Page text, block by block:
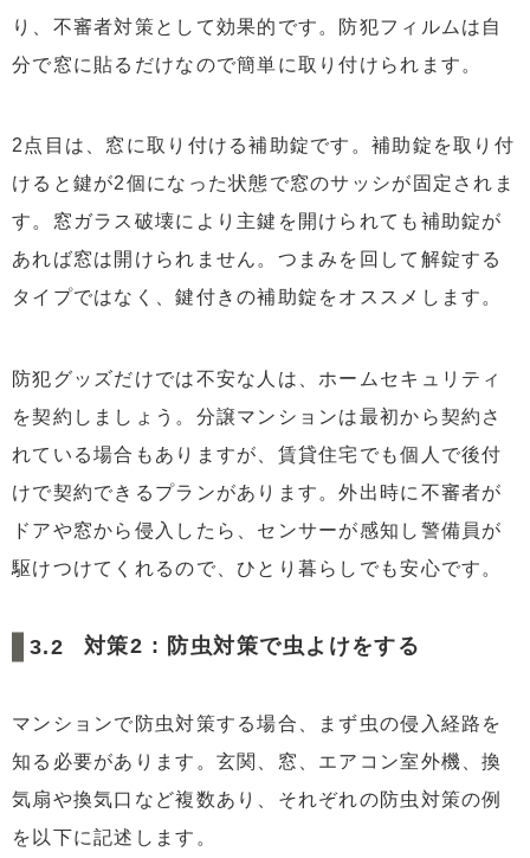
り、不審者対策として効果的です。防犯フィルムは自
分で窓に貼るだけなので簡単に取り付けられます。
2点目は、窓に取り付ける補助錠です。補助錠を取り付
けると鍵が2個になった状態で窓のサッシが固定されま
す。窓ガラス破壊により主鍵を開けられても補助錠が
あれば窓は開けられません。つまみを回して解錠する
タイプではなく、鍵付きの補助錠をオススメします。
防犯グッズだけでは不安な人は、ホームセキュリティ
を契約しましょう。分譲マンションは最初から契約さ
れている場合もありますが、賃貸住宅でも個人で後付
けで契約できるプランがあります。外出時に不審者が
ドアや窓から侵入したら、センサーが感知し警備員が
駆けつけてくれるので、ひとり暮らしでも安心です。
対策2 : 防虫対策で虫よけをする
マンションで防虫対策する場合、まず虫の侵入経路を
知る必要があります。玄関、窓、エアコン室外機、換
気扇や換気口など複数あり、それぞれの防虫対策の例
を以下に記述します。